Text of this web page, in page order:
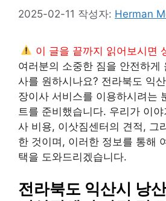
2025-02-11 작성자: Herman
이 글을 끝까지 읽어보시면
여러분의 소중한 짐을 안전하게
사를 원하시나요? 전라북도 익
장이사 서비스를 이용하시려는
트를 준비했습니다. 우리가 이
사 비용, 이삿짐센터의 견적, 그
한 것이며, 이러한 정보를 통해
택을 도와드리겠습니다.
전라북도 익산시 낭